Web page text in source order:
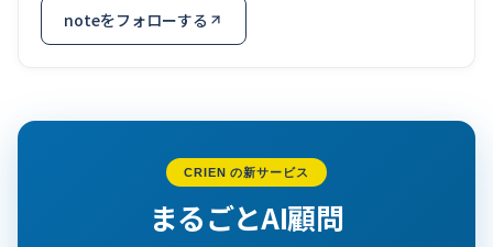
noteをフォローする
CRIEN の新サービス
まるごとAI顧問